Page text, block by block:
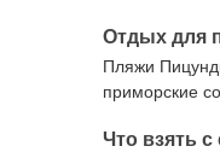
Отдых для
Пляжи
приморские
Что взять